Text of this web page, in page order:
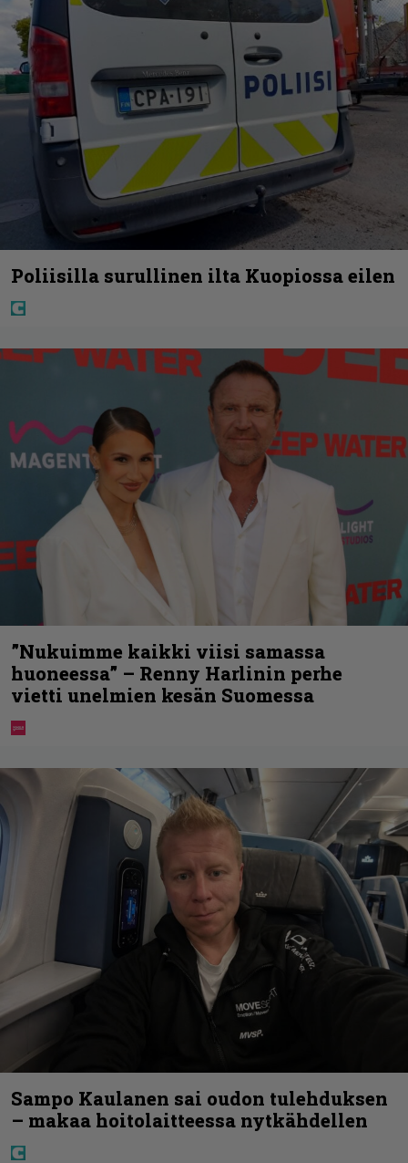
Poliisilla surullinen ilta Kuopiossa eilen
”Nukuimme kaikki viisi samassa
huoneessa” – Renny Harlinin perhe
vietti unelmien kesän Suomessa
Sampo Kaulanen sai oudon tulehduksen
– makaa hoitolaitteessa nytkähdellen